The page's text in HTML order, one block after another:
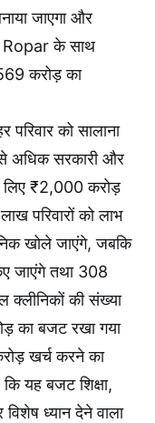
जाएगा और
के साथ
करोड़ का
को सालाना
सरकारी और
लिए ₹2,000 करोड़
परिवारों को लाभ
खोले जाएंगे, जबकि
जाएंगे तथा 308
की संख्या
का बजट रखा गया
खर्च करने का
यह बजट शिक्षा,
ध्यान देने वाला